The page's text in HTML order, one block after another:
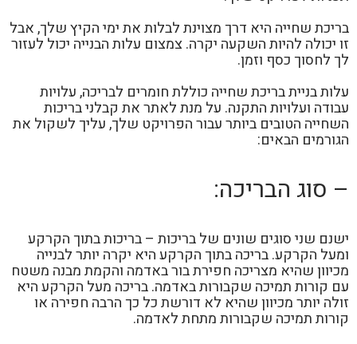
בריכת שחייה היא דרך מצוינת לבלות את ימי הקיץ שלך, אבל
זו יכולה להיות השקעה יקרה. צמצום עלות הבנייה יכול לעזור
לך לחסוך כסף וזמן.
עלות בניית בריכת שחייה כוללת חומרים לבריכה, עלויות
עבודה ועלויות התקנה. על מנת לאתר את קבלני בריכות
השחייה הטובים ביותר עבור הפרויקט שלך, עליך לשקול את
הגורמים הבאים:
– סוג הבריכה:
ישנם שני סוגים שונים של בריכות – בריכות בתוך הקרקע
ומעל הקרקע. בריכה בתוך הקרקע היא יקרה יותר לבנייה
מכיוון שהיא מצריכה חפירת בור באדמה והקמת מבנה משטח
עם קורות תמיכה שקבורות באדמה. בריכה מעל הקרקע היא
זולה יותר מכיוון שהיא לא דורשת כל כך הרבה חפירה או
קורות תמיכה שקבורות מתחת לאדמה.